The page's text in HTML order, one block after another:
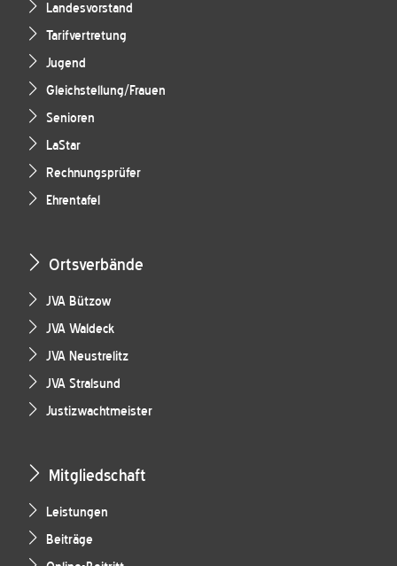
Landesvorstand
Tarifvertretung
Jugend
Gleichstellung/Frauen
Senioren
LaStar
Rechnungsprüfer
Ehrentafel
Ortsverbände
JVA Bützow
JVA Waldeck
JVA Neustrelitz
JVA Stralsund
Justizwachtmeister
Mitgliedschaft
Leistungen
Beiträge